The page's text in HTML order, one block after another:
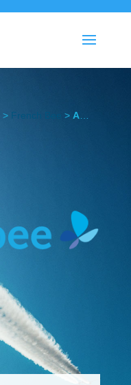
> French Bee > Actualités